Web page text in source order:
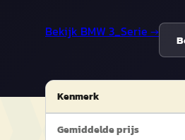
Bekijk BMW 3_Serie →
Kenmerk
Gemiddelde prijs